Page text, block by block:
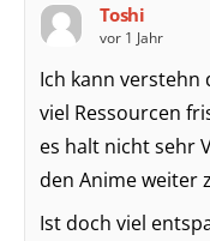
Toshi
vor 1 Jahr
Ich kann verstehn
viel Ressourcen
es halt nicht sehr
den Anime weiter
Ist doch viel